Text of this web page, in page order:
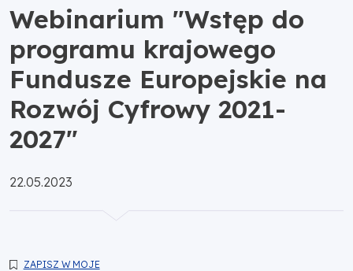
Webinarium "Wstęp do
programu krajowego
Fundusze Europejskie na
Rozwój Cyfrowy 2021-
2027"
Opublikowano:
22.05.2023
ZAPISZ W MOJE